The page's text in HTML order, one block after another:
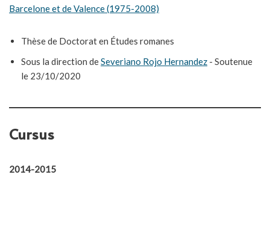
Barcelone et de Valence (1975-2008)
Thèse de Doctorat en Études romanes
Sous la direction deSeveriano Rojo Hernandez - Soutenue
le 23/10/2020
Cursus
2014-2015